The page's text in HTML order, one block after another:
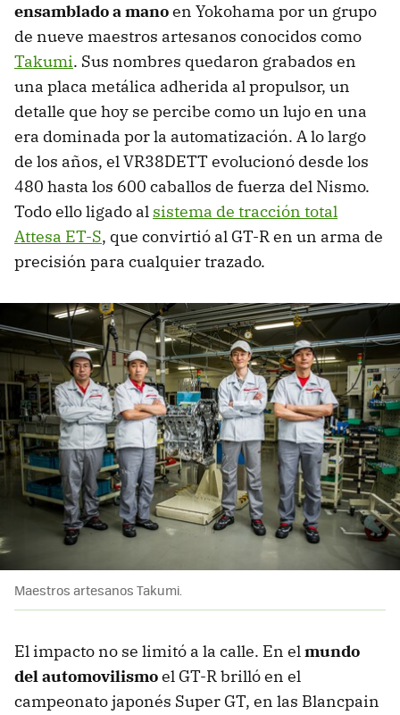
ensamblado a manoen Yokohama por un grupo
de nueve maestros artesanos conocidos como
Takumi. Sus nombres quedaron grabados en
una placa metálica adherida al propulsor, un
detalle que hoy se percibe como un lujo en una
era dominada por la automatización. A lo largo
de los años, el VR38DETT evolucionó desde los
480 hasta los 600 caballos de fuerza del Nismo.
Todo ello ligado al sistema de tracción total
Attesa ET-S, que convirtió al GT-R en un arma de
precisión para cualquier trazado.
Maestros artesanos Takumi.
El impacto no se limitó a la calle. En elmundo
del automovilismoel GT-R brilló en el
campeonato japonés Super GT, en las Blancpain